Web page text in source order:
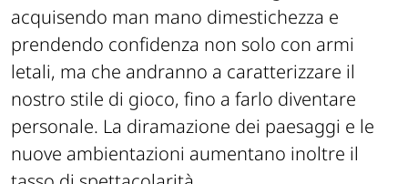
acquisendo man mano dimestichezza e
prendendo confidenza non solo con armi
letali, ma che andranno a caratterizzare il
nostro stile di gioco, fino a farlo diventare
personale. La diramazione dei paesaggi e le
nuove ambientazioni aumentano inoltre il